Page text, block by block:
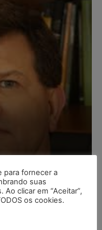
taxa de
para fornecer a
suas
clicar em “Aceitar”,
os cookies.